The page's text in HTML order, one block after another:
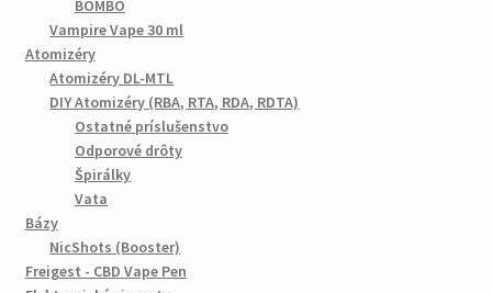
BOMBO
Vampire Vape 30 ml
Atomizéry
Atomizéry DL-MTL
DIY Atomizéry (RBA, RTA, RDA, RDTA)
Ostatné príslušenstvo
Odporové drôty
Špirálky
Vata
Bázy
NicShots (Booster)
Freigest - CBD Vape Pen